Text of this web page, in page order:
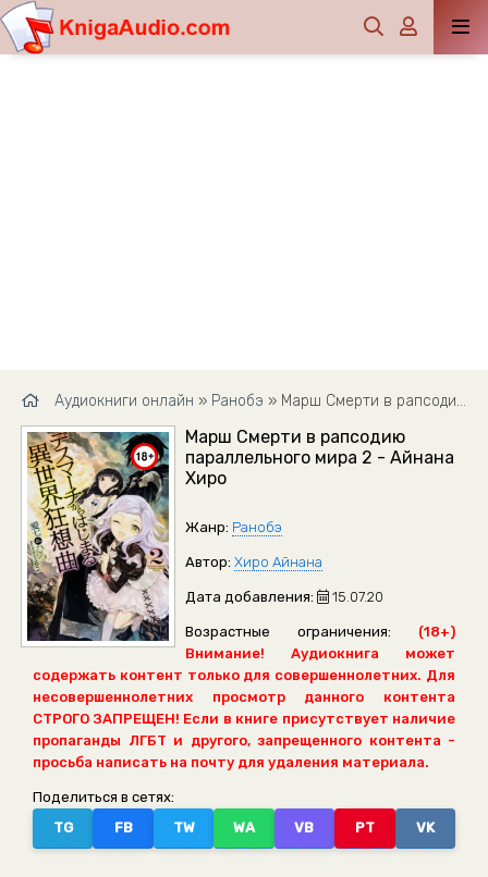
Аудиокниги онлайн » Ранобэ » Марш Смерти в рапсодию параллельного мира 2 - Айнана Хиро
Марш Смерти в рапсодию
параллельного мира 2 - Айнана
Хиро
Жанр: Ранобэ
Автор: Хиро Айнана
Дата добавления: 15.07.20
Возрастные ограничения:
(18+)
Внимание! Аудиокнига может
содержать контент только для совершеннолетних. Для
несовершеннолетних просмотр данного контента
СТРОГО ЗАПРЕЩЕН! Если в книге присутствует наличие
пропаганды ЛГБТ и другого, запрещенного контента -
просьба написать на почту для удаления материала.
Поделиться в сетях:
TG
FB TW WA VB PT VK